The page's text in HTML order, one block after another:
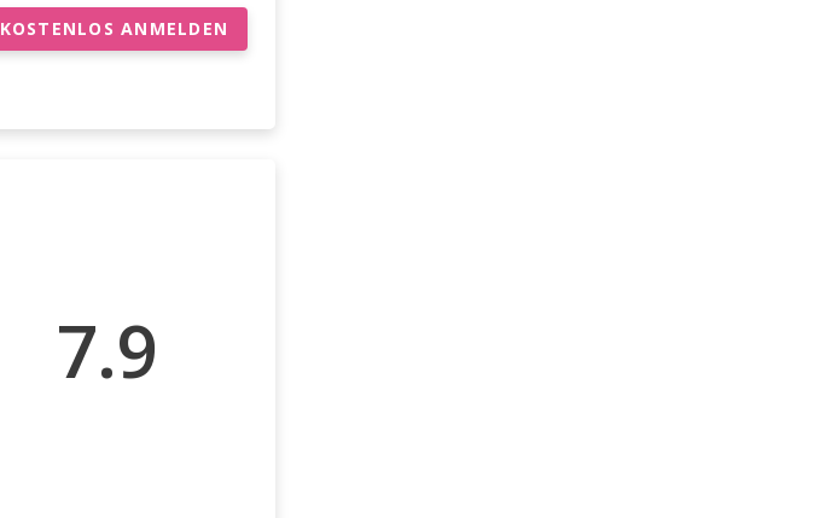
KOSTENLOS ANMELDEN
7.9